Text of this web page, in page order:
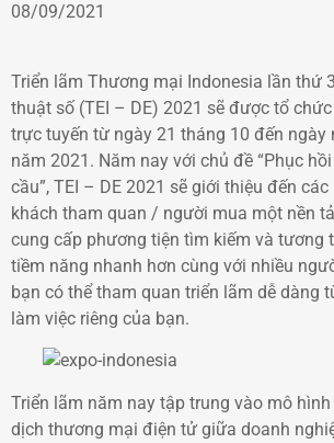
08/09/2021
Triển lãm Thương mại Indonesia lần thứ
thuật số (TEI – DE) 2021 sẽ được tổ
trực tuyến từ ngày 21 tháng 10 đến ngày
năm 2021. Năm nay với chủ đề “Phục
cầu”, TEI – DE 2021 sẽ giới thiệu đến
khách tham quan / người mua một nền
cung cấp phương tiện tìm kiếm và tương
tiềm năng nhanh hơn cùng với nhiều
bạn có thể tham quan triển lãm dễ dàng
làm việc riêng của bạn.
Triển lãm năm nay tập trung vào mô
dịch thương mại điện tử giữa doanh